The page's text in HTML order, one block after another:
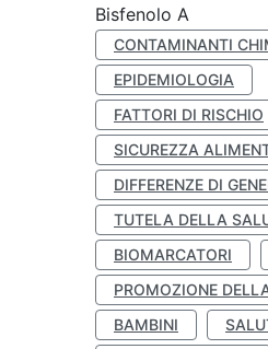
Bisfenolo A
CONTAMINANTI
EPIDEMIOLOGIA
FATTORI DI RISCHIO
SICUREZZA
DIFFERENZE DI
TUTELA DELLA
BIOMARCATORI
PROMOZIONE
BAMBINI